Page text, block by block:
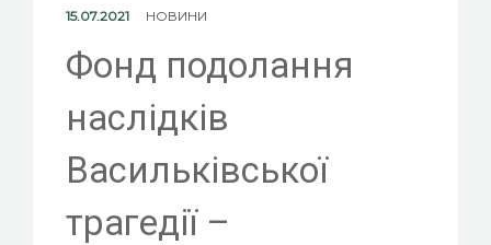
15.07.2021 НОВИНИ
Фонд подолання
наслідків
Васильківської
трагедії –